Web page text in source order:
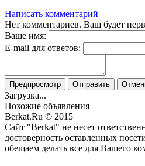
Написать комментарий
Нет комментариев. Ваш будет
Ваше имя:
E-mail для ответов:
Предпросмотр Отправить
Загрузка...
Похожие объявления
Berkat.Ru © 2015
Сайт "Berkat" не несет
достоверность оставленных
обещаем делать все для Вашего